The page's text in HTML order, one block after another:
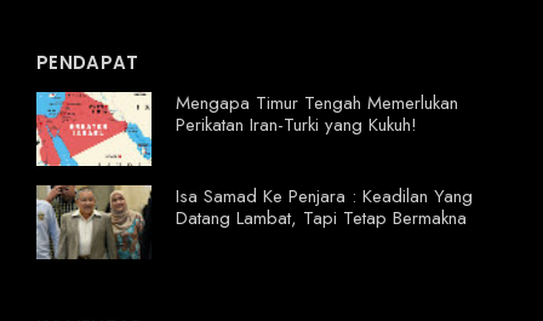
PENDAPAT
Mengapa Timur Tengah Memerlukan
Perikatan Iran-Turki yang Kukuh!
Isa Samad Ke Penjara : Keadilan Yang
Datang Lambat, Tapi Tetap Bermakna